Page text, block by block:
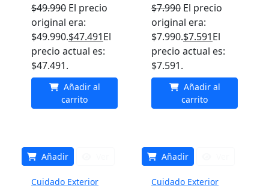
$49.990 El precio
original era:
$49.990.$47.491El
precio actual es:
$47.491.
Añadir al
carrito
$7.990 El precio
original era:
$7.990.$7.591El
precio actual es:
$7.591.
Añadir al
carrito
Añadir
Cuidado Exterior
Añadir
Cuidado Exterior